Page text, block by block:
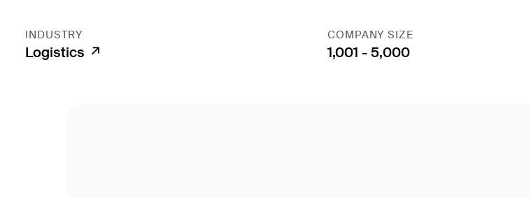
INDUSTRY
Logistics ↗
COMPANY SIZE
1,001 - 5,000